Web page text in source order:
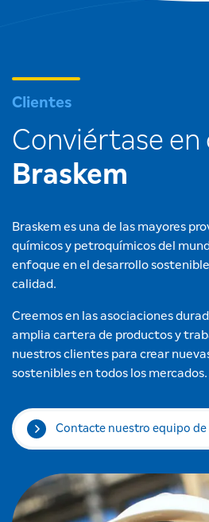
Clientes
Conviértase en
Braskem
Braskem es una de las mayores
químicos y petroquímicos del
enfoque en el desarrollo
calidad.
Creemos en las asociaciones
amplia cartera de productos y
nuestros clientes para crear
sostenibles en todos los mercados.
Contacte nuestro equipo de